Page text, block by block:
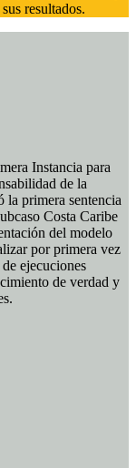
resultados.
Instancia para
de la
la primera sentencia
Costa Caribe
del modelo
por primera vez
ejecuciones
de verdad y